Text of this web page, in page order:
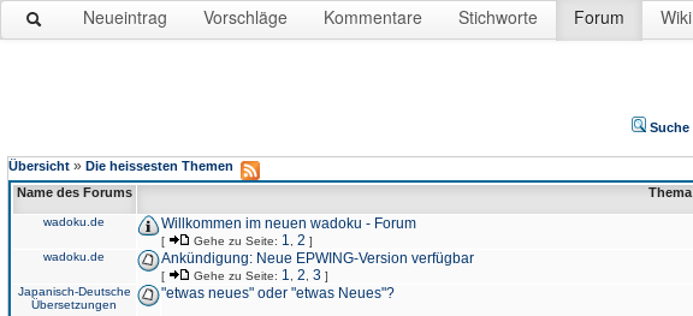
Neueintrag Vorschläge Kommentare Stichworte Forum Wiki
Suche
Übersicht » Die heissesten Themen
Name des Forums
Thema
wadoku.de Willkommen im neuen wadoku - Forum
[ Gehe zu Seite: 1 2 ]
wadoku.de Ankündigung: Neue EPWING-Version verfügbar
[ Gehe zu Seite: 1 2 3 ]
Japanisch-Deutsche
Übersetzungen
"etwas neues" oder "etwas Neues"?